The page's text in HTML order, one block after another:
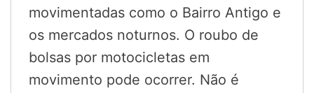
movimentadas como o Bairro Antigo e
os mercados noturnos. O roubo de
bolsas por motocicletas em
movimento pode ocorrer. Não é